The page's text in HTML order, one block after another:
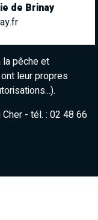
de Brinay
pêche et
leur propres
Cher - tél. :02 48 66